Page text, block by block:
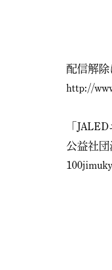
配信解除
http://
「
公益社